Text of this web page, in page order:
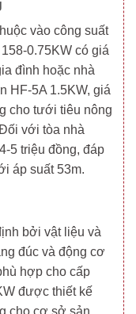
vào công suất
0.75KW có giá
đình hoặc nhà
HF-5A 1.5KW, giá
cho tưới tiêu nông
với tòa nhà
5 triệu đồng, đáp
áp suất 53m.
bởi vật liệu và
đúc và động cơ
hợp cho cấp
được thiết kế